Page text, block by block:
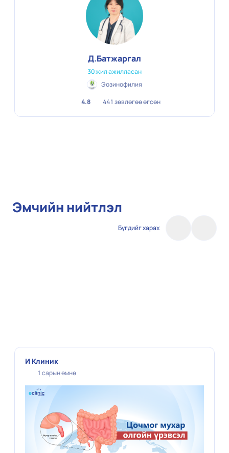
Х.Оюун Хүүхдийн эмч
13 жил ажилласан
Интермед эмнэлэг - Төв эмнэлэг
4.9
400 зөвлөгөө өгсөн
Эмчийн нийтлэл
Бүгдийг харах
И Клиник
1 сарын өмнө